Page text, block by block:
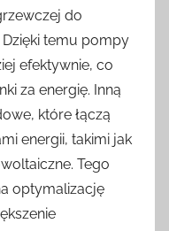
do
temu pompy
efektywnie, co
za energię. Inną
które łączą
energii, takimi jak
Tego
optymalizację